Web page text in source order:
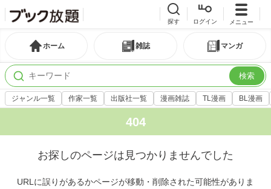
探す ログイン メニュー
ホーム 雑誌 マンガ
検索
ジャンル一覧 作家一覧 出版社一覧 漫画雑誌 TL漫画 BL漫画
404
お探しのページは見つかりませんでした
URLに誤りがあるかページが移動・削除された可能性がありま